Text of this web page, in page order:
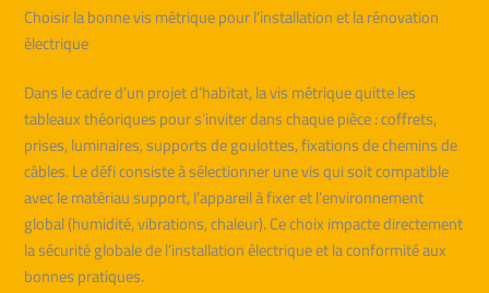
Choisir la bonne vis métrique pour l’installation et la rénovation
électrique
Dans le cadre d’un projet d’habitat, la vis métrique quitte les
tableaux théoriques pour s’inviter dans chaque pièce : coffrets,
prises, luminaires, supports de goulottes, fixations de chemins de
câbles. Le défi consiste à sélectionner une vis qui soit compatible
avec le matériau support, l’appareil à fixer et l’environnement
global (humidité, vibrations, chaleur). Ce choix impacte directement
la sécurité globale de l’installation électrique et la conformité aux
bonnes pratiques.